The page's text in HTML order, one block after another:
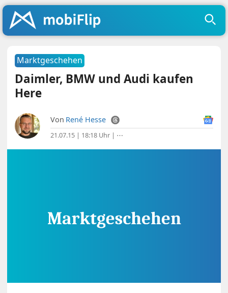
Marktgeschehen
Daimler, BMW und Audi kaufen
Here
Von René Hesse
21.07.15 | 18:18 Uhr | ⋯